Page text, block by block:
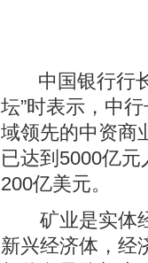
中国银行行长
坛”时表示，中
域领先的中资商
已达到5000亿元
200亿美元。
矿业是实体经
新兴经济体，经